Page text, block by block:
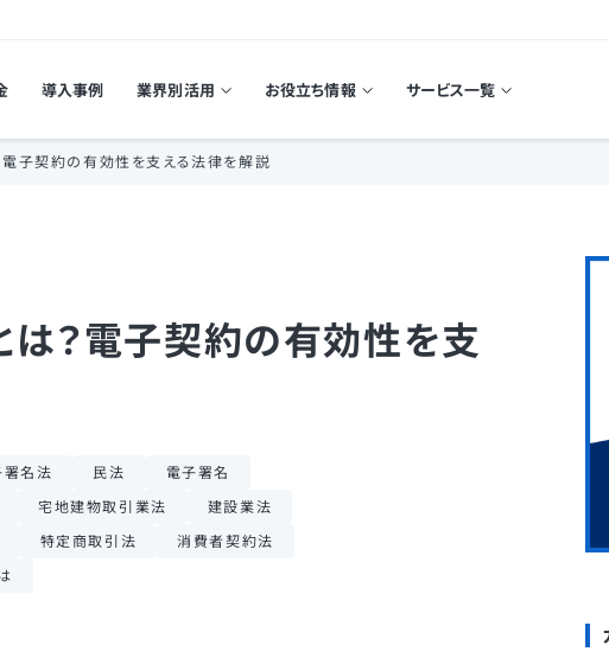
導入事例 業界別活用 お役立ち情報 サービス一覧
子契約の有効性を支える法律を解説
？電子契約の有効性を支
署名法 民法
電子署名
宅地建物取引業法
建設業法
特定商取引法
消費者契約法